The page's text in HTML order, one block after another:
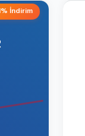
İndirim